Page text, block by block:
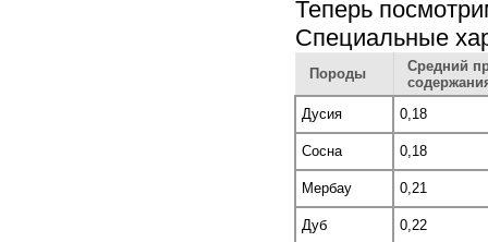
Теперь
Специальные
Породы
Средний
Дусия
0,18
Сосна 0,18
Мербау 0,21
Дуб 0,22